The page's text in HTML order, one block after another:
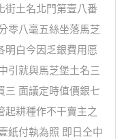
街土名北門第壹八番
零八毫五絲坐落馬芝
明白今因乏銀費用愿
引就與馬芝堡土名三
三 面議定時值價銀七
起耕種作不干賣主之
紙付執為照 即日仝中